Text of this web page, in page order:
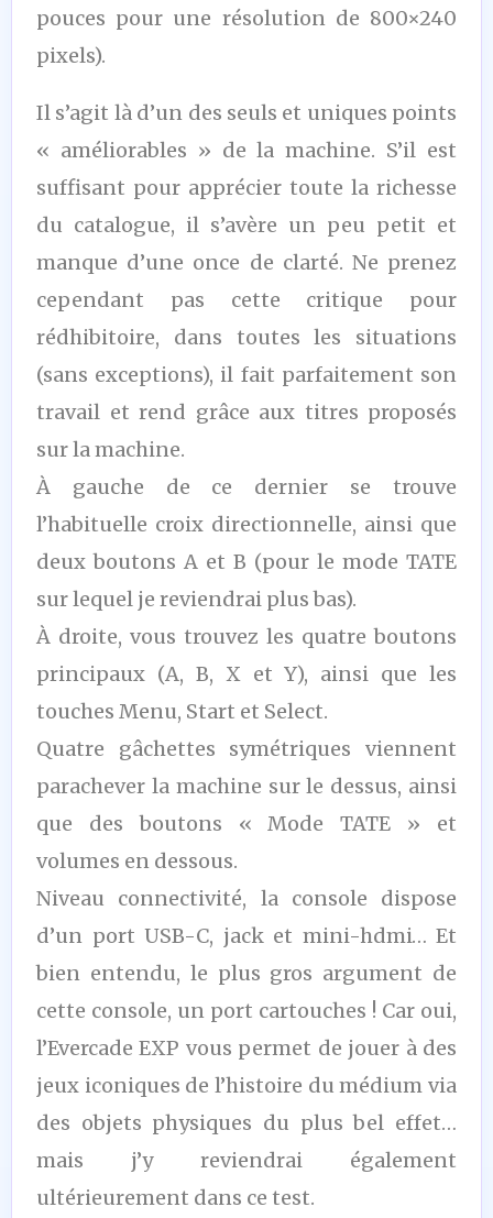
pouces pour une résolution de 800×240
pixels).
Il s’agit là d’un des seuls et uniques points
« améliorables » de la machine. S’il est
suffisant pour apprécier toute la richesse
du catalogue, il s’avère un peu petit et
manque d’une once de clarté. Ne prenez
cependant pas cette critique pour
rédhibitoire, dans toutes les situations
(sans exceptions), il fait parfaitement son
travail et rend grâce aux titres proposés
sur la machine.
À gauche de ce dernier se trouve
l’habituelle croix directionnelle, ainsi que
deux boutons A et B (pour le mode TATE
sur lequel je reviendrai plus bas).
À droite, vous trouvez les quatre boutons
principaux (A, B, X et Y), ainsi que les
touches Menu, Start et Select.
Quatre gâchettes symétriques viennent
parachever la machine sur le dessus, ainsi
que des boutons « Mode TATE » et
volumes en dessous.
Niveau connectivité, la console dispose
d’un port USB-C, jack et mini-hdmi… Et
bien entendu, le plus gros argument de
cette console, un port cartouches ! Car oui,
l’Evercade EXP vous permet de jouer à des
jeux iconiques de l’histoire du médium via
des objets physiques du plus bel effet…
mais j’y reviendrai également
ultérieurement dans ce test.